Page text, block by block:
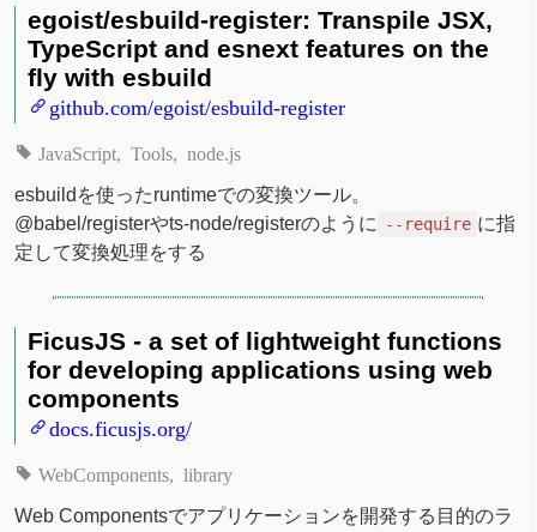
egoist/esbuild-register: Transpile JSX,
TypeScript and esnext features on the
fly with esbuild
github.com/egoist/esbuild-register
JavaScript Tools node.js
esbuildを使ったruntimeでの変換ツール。
@babel/registerやts-node/registerのように
--require に指
定して変換処理をする
FicusJS - a set of lightweight functions
for developing applications using web
components
docs.ficusjs.org/
WebComponents library
Web Componentsでアプリケーションを開発する目的のラ